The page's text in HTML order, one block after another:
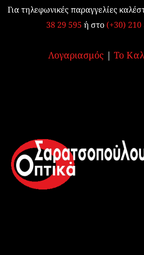
Για τηλεφωνικές παραγγελίες
38 29 595 ή στο (+30) 210
Λογαριασμός | Το